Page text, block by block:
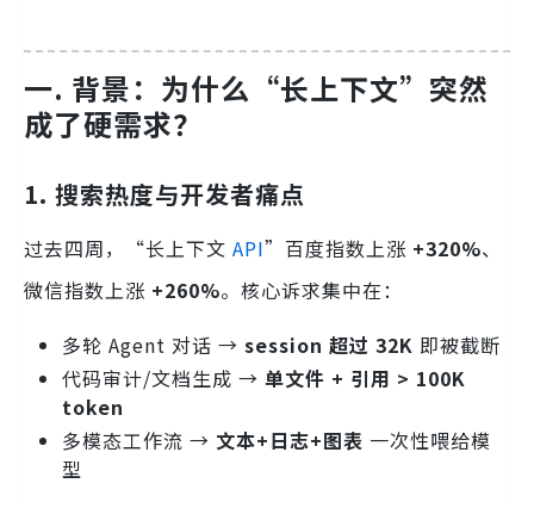
一. 背景：为什么“长上下文”突然
成了硬需求？
1. 搜索热度与开发者痛点
过去四周，“长上下文 API”百度指数上涨 +320%、
微信指数上涨 +260%。核心诉求集中在：
多轮 Agent 对话 → session 超过 32K 即被截断
代码审计/文档生成 → 单文件 + 引用 > 100K
token
多模态工作流 → 文本+日志+图表 一次性喂给模
型